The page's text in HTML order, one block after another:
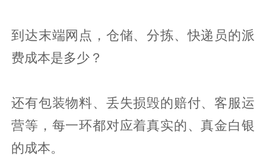
到达末端网点，仓储、分拣、快递员的派
费成本是多少？
还有包装物料、丢失损毁的赔付、客服运
营等，每一环都对应着真实的、真金白银
的成本。